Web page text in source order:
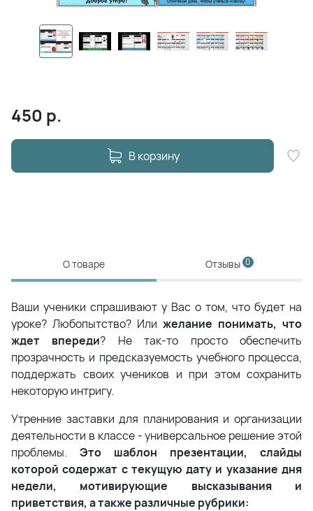
450 р.
В корзину
О товаре Отзывы 0
Ваши ученики спрашивают у Вас о том, что будет на
уроке? Любопытство? Или желание понимать, что
ждет впереди? Не так-то просто обеспечить
прозрачность и предсказуемость учебного процесса,
поддержать своих учеников и при этом сохранить
некоторую интригу.
Утренние заставки для планирования и организации
деятельности в классе - универсальное решение этой
проблемы. Это шаблон презентации, слайды
которой содержат с текущую дату и указание дня
недели, мотивирующие высказывания и
приветствия, а также различные рубрики: